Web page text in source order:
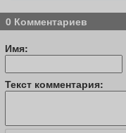
0 Комментариев
Имя:
Текст комментария: